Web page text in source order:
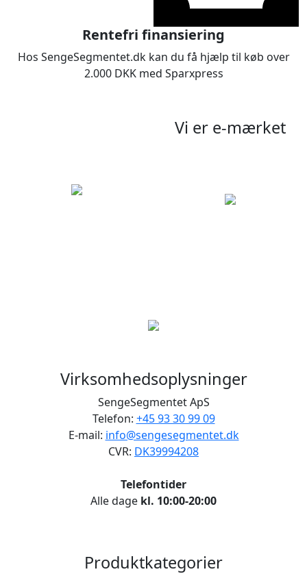
Rentefri finansiering
Hos SengeSegmentet.dk kan du få hjælp til køb over
2.000 DKK med Sparxpress
Vi er e-mærket
Virksomhedsoplysninger
SengeSegmentet ApS
Telefon: +45 93 30 99 09
E-mail: info@sengesegmentet.dk
CVR: DK39994208
Telefontider
Alle dage kl. 10:00-20:00
Produktkategorier